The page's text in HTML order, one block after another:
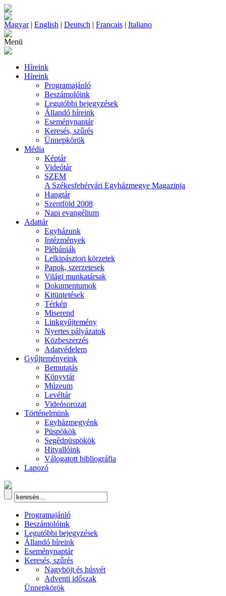
Magyar| English | Deutsch | Francais | Italiano
Menü
Híreink
Híreink
Programajánló
Beszámolóink
Legutóbbi bejegyzések
Állandó híreink
Eseménynaptár
Keresés, szűrés
Ünnepkörök
Média
Képtár
Videótár
SZEM
A Székesfehérvári Egyházmegye Magazinja
Hangtár
Szentföld 2008
Napi evangélium
Adattár
Egyházunk
Intézmények
Plébániák
Lelkipásztori körzetek
Papok, szerzetesek
Világi munkatársak
Dokumentumok
Kitüntetések
Térkép
Miserend
Linkgyűjtemény
Nyertes pályázatok
Közbeszerzés
Adatvédelem
Gyűjteményeink
Bemutatás
Könyvtár
Múzeum
Levéltár
Videósorozat
Történelmünk
Egyházmegyénk
Püspökök
Segédpüspökök
Hitvallóink
Válogatott bibliográfia
Lapozó
Programajánló
Beszámolóink
Legutóbbi bejegyzések
Állandó híreink
Eseménynaptár
Keresés, szűrés
Nagyböjt és húsvét
Adventi időszak
Ünnepkörök